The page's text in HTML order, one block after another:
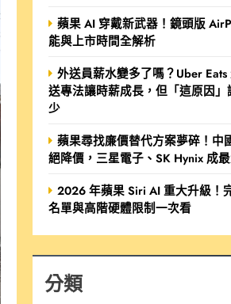
蘋果 AI 穿戴新武器！鏡頭版
能與上市時間全解析
外送員薪水變多了嗎？Uber
送專法讓時薪成長，但「這原因
少
蘋果尋找廉價替代方案夢碎！中
絕降價，三星電子、SK Hynix 成
2026 年蘋果 Siri AI 重大升級！
名單與高階硬體限制一次看
分類